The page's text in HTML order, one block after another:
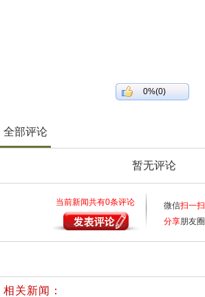
0%(0)
全部评论
暂无评论
当前新闻共有0条评论 微信扫一扫
分享朋友圈
相关新闻：